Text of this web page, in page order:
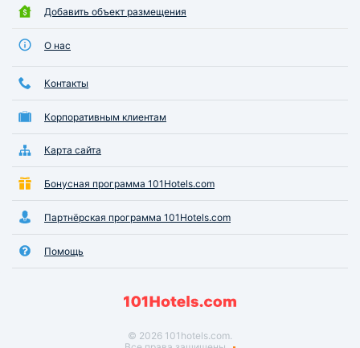
Добавить объект размещения
О нас
Контакты
Корпоративным клиентам
Карта сайта
Бонусная программа 101Hotels.com
Партнёрская программа 101Hotels.com
Помощь
© 2026 101hotels.com.